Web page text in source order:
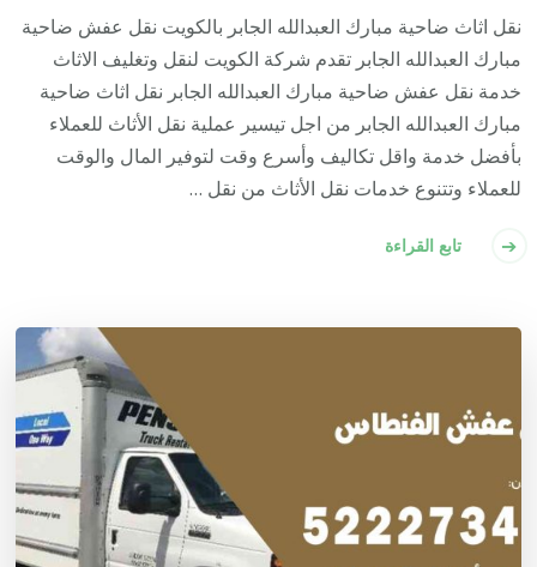
نقل اثاث ضاحية مبارك العبدالله الجابر بالكويت نقل عفش ضاحية
مبارك العبدالله الجابر تقدم شركة الكويت لنقل وتغليف الاثاث
خدمة نقل عفش ضاحية مبارك العبدالله الجابر نقل اثاث ضاحية
مبارك العبدالله الجابر من اجل تيسير عملية نقل الأثاث للعملاء
بأفضل خدمة واقل تكاليف وأسرع وقت لتوفير المال والوقت
للعملاء وتتنوع خدمات نقل الأثاث من نقل …
تابع القراءة